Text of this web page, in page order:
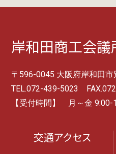
岸和田商工会議
〒596-0045 大阪府岸和田
TEL.072-439-5023
【受付時間】 月～金 9:00-
交通アクセス